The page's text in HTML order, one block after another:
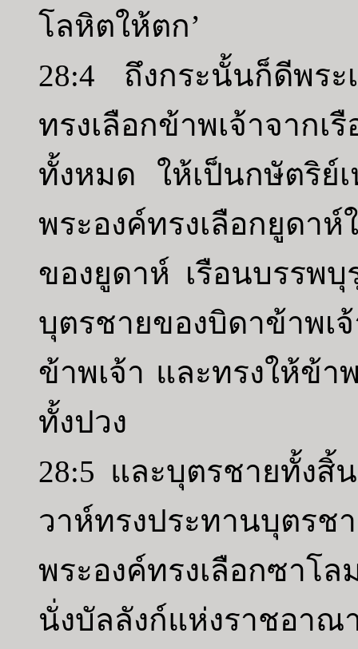
โลหิตให้ตก’
28:4 ถึงกระนั้นก็ดีพระ
ทรงเลือกข้าพเจ้าจากเ
ทั้งหมด ให้เป็นกษัตริย์
พระองค์ทรงเลือกยูดา
ของยูดาห์ เรือนบรรพ
บุตรชายของบิดาข้าพ
ข้าพเจ้า และทรงให้ข้า
ทั้งปวง
28:5 และบุตรชายทั้งสิ้
วาห์ทรงประทานบุตรช
พระองค์ทรงเลือกซาโ
นั่งบัลลังก์แห่งราชอาณ